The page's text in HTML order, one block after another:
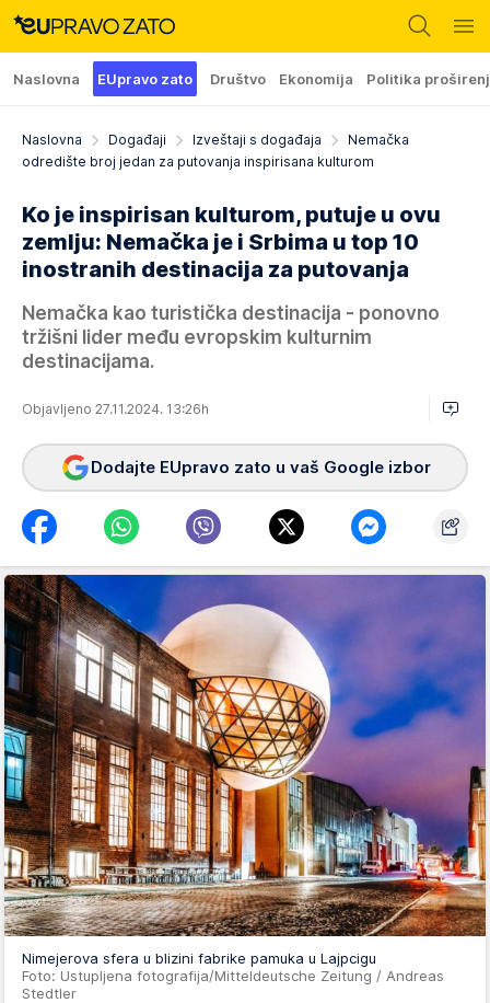
Naslovna EUpravo zato Društvo Ekonomija Politika
Naslovna Događaji Izveštaji s događaja
Nemačka
odredište broj jedan za putovanja inspirisana kulturom
Ko je inspirisan kulturom, putuje u ovu
zemlju: Nemačka je i Srbima u top 10
inostranih destinacija za putovanja
Nemačka kao turistička destinacija - ponovno
tržišni lider među evropskim kulturnim
destinacijama.
Objavljeno 27.11.2024. 13:26h
Dodajte EUpravo zato u vaš Google izbor
Nimejerova sfera u blizini fabrike pamuka u Lajpcigu
Foto: Ustupljena fotografija/Mitteldeutsche Zeitung / Andreas
Stedtler